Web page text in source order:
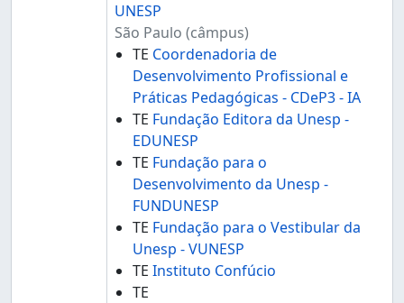
UNESP
São Paulo (câmpus)
TE Coordenadoria de
Desenvolvimento Profissional e
Práticas Pedagógicas - CDeP3 - IA
TE Fundação Editora da Unesp -
EDUNESP
TE Fundação para o
Desenvolvimento da Unesp -
FUNDUNESP
TE Fundação para o Vestibular da
Unesp - VUNESP
TE Instituto Confúcio
TE